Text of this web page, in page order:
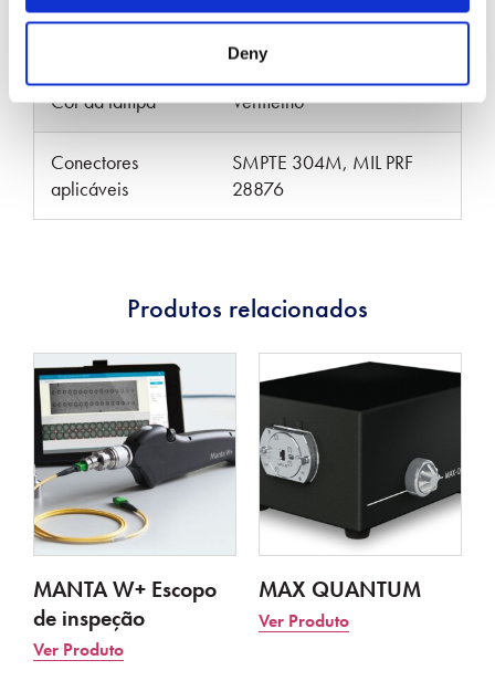
Deny
Número de
400 Faces Finais
Cor da tampa Vermelho
Conectores
aplicáveis
SMPTE 304M, MIL PRF
28876
Produtos relacionados
MANTA W+ Escopo
de inspeção
Ver Produto
MAX QUANTUM
Ver Produto